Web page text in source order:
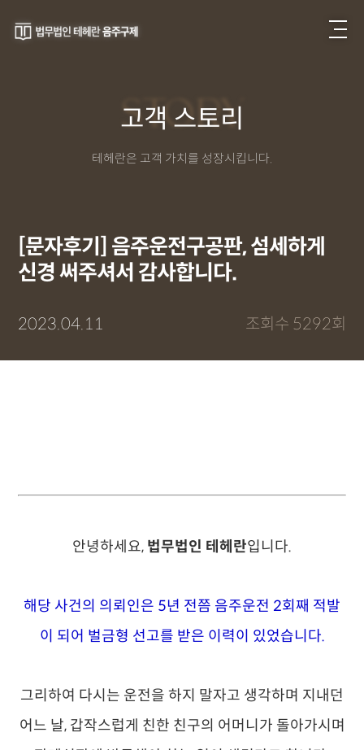
STORY
고객 스토리
테헤란은 고객 가치를 성장시킵니다.
[문자후기] 음주운전구공판, 섬세하게
신경 써주셔서 감사합니다.
2023.04.11 조회수 5292회
안녕하세요, 법무법인 테헤란입니다.
해당 사건의 의뢰인은 5년 전쯤 음주운전 2회째 적발
이 되어 벌금형 선고를 받은 이력이 있었습니다.
그리하여 다시는 운전을 하지 말자고 생각하며 지내던
어느 날, 갑작스럽게 친한 친구의 어머니가 돌아가시며